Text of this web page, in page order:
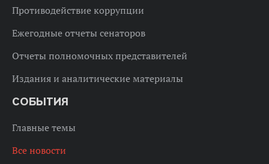
Противодействие коррупции
Ежегодные отчеты сенаторов
Отчеты полномочных представителей
Издания и аналитические материалы
СОБЫТИЯ
Главные темы
Все новости